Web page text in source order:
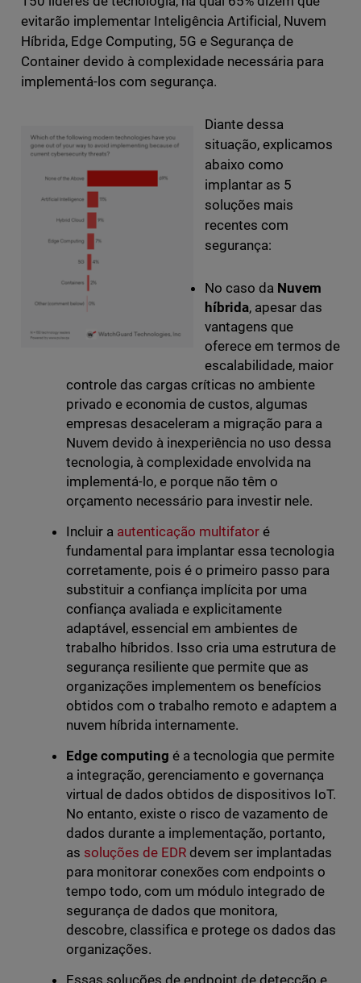
evitarão implementar Inteligência Artificial, Nuvem
Híbrida, Edge Computing, 5G e Segurança de
Container devido à complexidade necessária para
implementá-los com segurança.
Diante dessa
situação, explicamos
abaixo como
implantar as 5
soluções mais
recentes com
segurança:
No caso da Nuvem
híbrida, apesar das
vantagens que
oferece em termos de
escalabilidade, maior
controle das cargas críticas no ambiente
privado e economia de custos, algumas
empresas desaceleram a migração para a
Nuvem devido à inexperiência no uso dessa
tecnologia, à complexidade envolvida na
implementá-lo, e porque não têm o
orçamento necessário para investir nele.
Incluir a autenticação multifator é
fundamental para implantar essa tecnologia
corretamente, pois é o primeiro passo para
substituir a confiança implícita por uma
confiança avaliada e explicitamente
adaptável, essencial em ambientes de
trabalho híbridos. Isso cria uma estrutura de
segurança resiliente que permite que as
organizações implementem os benefícios
obtidos com o trabalho remoto e adaptem a
nuvem híbrida internamente.
Edge computing é a tecnologia que permite
a integração, gerenciamento e governança
virtual de dados obtidos de dispositivos IoT.
No entanto, existe o risco de vazamento de
dados durante a implementação, portanto,
as soluções de EDRdevem ser implantadas
para monitorar conexões com endpoints o
tempo todo, com um módulo integrado de
segurança de dados que monitora,
descobre, classifica e protege os dados das
organizações.